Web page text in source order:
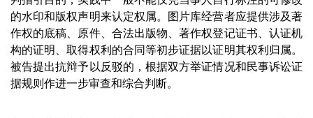
的水印和版权声明来认定权属。图片库经营者应提供涉及著
作权的底稿、原件、合法出版物、著作权登记证书、认证机
构的证明、取得权利的合同等初步证据以证明其权利归属。
被告提出抗辩予以反驳的，根据双方举证情况和民事诉讼证
据规则作进一步审查和综合判断。